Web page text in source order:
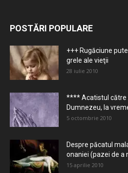
POSTĂRI POPULARE
+++ Rugăciune
grele ale vieţii
28 iulie 2010
**** Acatistul către
Dumnezeu, la
5 octombrie 2010
Despre păcatul
onaniei (pazei de a
15 aprilie 2010